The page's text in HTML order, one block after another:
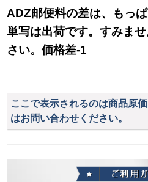
ADZ邮便料の差は、もっ
単写は出荷です。すみま
さい。価格差-1
ここで表示されるのは商品原
はお問い合わせください。